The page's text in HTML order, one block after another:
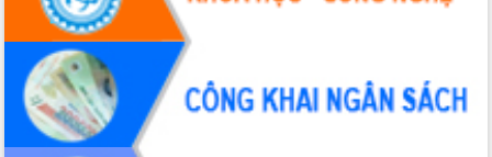
Hội thảo khoa học “Giải pháp thúc đẩy
phát triển nền kinh tế xanh tại tỉnh
Đắk Lắk”
Tăng cường giám sát, đôn đốc thực
hiện nhiệm vụ quản lý tài sản công
hàng tuần